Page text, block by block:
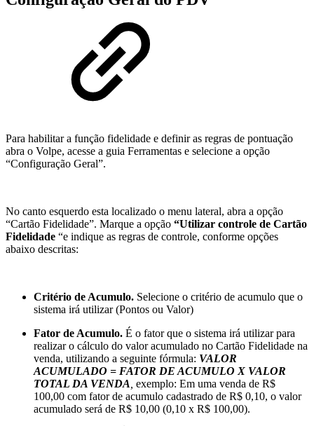
Para habilitar a função fidelidade e definir as regras de pontuação
abra o Volpe, acesse a guia Ferramentas e selecione a opção
“Configuração Geral”.
No canto esquerdo esta localizado o menu lateral, abra a opção
“Cartão Fidelidade”. Marque a opção “Utilizar controle de Cartão
Fidelidade “e indique as regras de controle, conforme opções
abaixo descritas:
Critério de Acumulo. Selecione o critério de acumulo que o
sistema irá utilizar (Pontos ou Valor)
Fator de Acumulo. É o fator que o sistema irá utilizar para
realizar o cálculo do valor acumulado no Cartão Fidelidade na
venda, utilizando a seguinte fórmula: VALOR
ACUMULADO = FATOR DE ACUMULO X VALOR
TOTAL DA VENDA exemplo: Em uma venda de R$
100,00 com fator de acumulo cadastrado de R$ 0,10, o valor
acumulado será de R$ 10,00 (0,10 x R$ 100,00).